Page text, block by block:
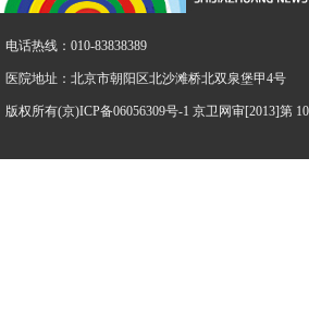
电话热线：010-83838389
医院地址：北京市朝阳区北沙滩桥北双泉堡甲4号
版权所有(京)ICP备06056309号-1 京卫网审[2013]第